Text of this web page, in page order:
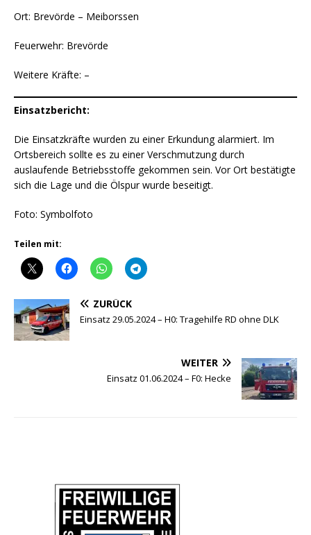
Ort: Brevörde – Meiborssen
Feuerwehr: Brevörde
Weitere Kräfte: –
Einsatzbericht:
Die Einsatzkräfte wurden zu einer Erkundung alarmiert. Im
Ortsbereich sollte es zu einer Verschmutzung durch
auslaufende Betriebsstoffe gekommen sein. Vor Ort bestätigte
sich die Lage und die Ölspur wurde beseitigt.
Foto: Symbolfoto
Teilen mit:
ZURÜCK
Einsatz 29.05.2024 – H0: Tragehilfe RD ohne DLK
WEITER
Einsatz 01.06.2024 – F0: Hecke